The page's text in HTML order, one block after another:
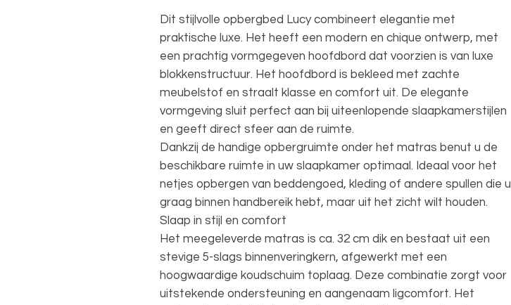
Dit stijlvolle opbergbed Lucy combineert elegantie met
praktische luxe. Het heeft een modern en chique ontwerp, met
een prachtig vormgegeven hoofdbord dat voorzien is van luxe
blokkenstructuur. Het hoofdbord is bekleed met zachte
meubelstof en straalt klasse en comfort uit. De elegante
vormgeving sluit perfect aan bij uiteenlopende slaapkamerstijlen
en geeft direct sfeer aan de ruimte.
Dankzij de handige opbergruimte onder het matras benut u de
beschikbare ruimte in uw slaapkamer optimaal. Ideaal voor het
netjes opbergen van beddengoed, kleding of andere spullen die u
graag binnen handbereik hebt, maar uit het zicht wilt houden.
Slaap in stijl en comfort
Het meegeleverde matras is ca. 32 cm dik en bestaat uit een
stevige 5-slags binnenveringkern, afgewerkt met een
hoogwaardige koudschuim toplaag. Deze combinatie zorgt voor
uitstekende ondersteuning en aangenaam ligcomfort. Het